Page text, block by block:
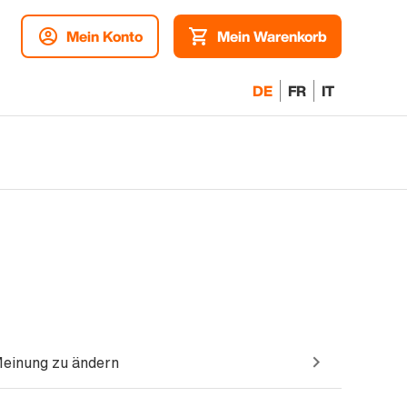
Mein Konto Mein Warenkorb
DE FR IT
zu ändern